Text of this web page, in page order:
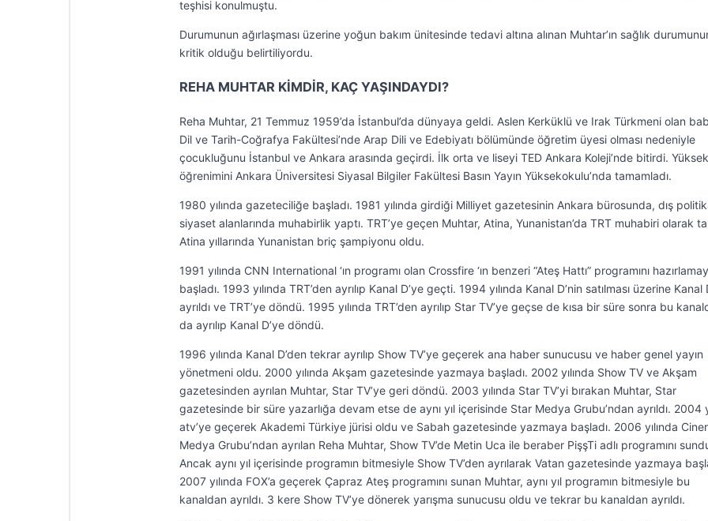
teşhisi konulmuştu.
Durumunun ağırlaşması üzerine yoğun bakım ünitesinde tedavi altına alınan Muhtar’ın sağlık
kritik olduğu belirtiliyordu.
REHA MUHTAR KİMDİR, KAÇ YAŞINDAYDI?
Reha Muhtar, 21 Temmuz 1959’da İstanbul’da dünyaya geldi. Aslen Kerküklü ve Irak Türkmeni olan
Dil ve Tarih-Coğrafya Fakültesi’nde Arap Dili ve Edebiyatı bölümünde öğretim üyesi olması nedeniyle
çocukluğunu İstanbul ve Ankara arasında geçirdi. İlk orta ve liseyi TED Ankara Koleji’nde bitirdi. Yüksek
öğrenimini Ankara Üniversitesi Siyasal Bilgiler Fakültesi Basın Yayın Yüksekokulu’nda tamamladı.
1980 yılında gazeteciliğe başladı. 1981 yılında girdiği Milliyet gazetesinin Ankara bürosunda, dış
siyaset alanlarında muhabirlik yaptı. TRT’ye geçen Muhtar, Atina, Yunanistan’da TRT muhabiri olarak
Atina yıllarında Yunanistan briç şampiyonu oldu.
1991 yılında CNN International ‘ın programı olan Crossfire ‘ın benzeri “Ateş Hattı” programını
başladı. 1993 yılında TRT’den ayrılıp Kanal D’ye geçti. 1994 yılında Kanal D’nin satılması üzerine Kanal
ayrıldı ve TRT’ye döndü. 1995 yılında TRT’den ayrılıp Star TV’ye geçse de kısa bir süre sonra bu
da ayrılıp Kanal D’ye döndü.
1996 yılında Kanal D’den tekrar ayrılıp Show TV’ye geçerek ana haber sunucusu ve haber genel yayın
yönetmeni oldu. 2000 yılında Akşam gazetesinde yazmaya başladı. 2002 yılında Show TV ve Akşam
gazetesinden ayrılan Muhtar, Star TV’ye geri döndü. 2003 yılında Star TV’yi bırakan Muhtar, Star
gazetesinde bir süre yazarlığa devam etse de aynı yıl içerisinde Star Medya Grubu’ndan ayrıldı. 2004
atv’ye geçerek Akademi Türkiye jürisi oldu ve Sabah gazetesinde yazmaya başladı. 2006 yılında Ciner
Medya Grubu’ndan ayrılan Reha Muhtar, Show TV’de Metin Uca ile beraber PişşTi adlı programını
Ancak aynı yıl içerisinde programın bitmesiyle Show TV’den ayrılarak Vatan gazetesinde yazmaya
2007 yılında FOX’a geçerek Çapraz Ateş programını sunan Muhtar, aynı yıl programın bitmesiyle bu
kanaldan ayrıldı. 3 kere Show TV’ye dönerek yarışma sunucusu oldu ve tekrar bu kanaldan ayrıldı.